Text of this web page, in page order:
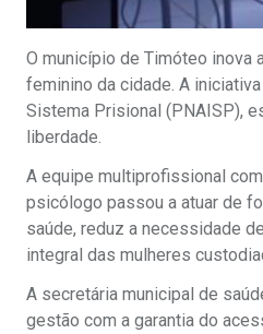
O município de Timóteo inova
feminino da cidade. A
Sistema Prisional (PNAISP),
liberdade.
A equipe multiprofissional
psicólogo passou a atuar de
saúde, reduz a necessidade
integral das mulheres
A secretária municipal de
gestão com a garantia do